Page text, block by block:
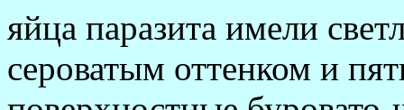
яйца паразита имели
сероватым оттенком и